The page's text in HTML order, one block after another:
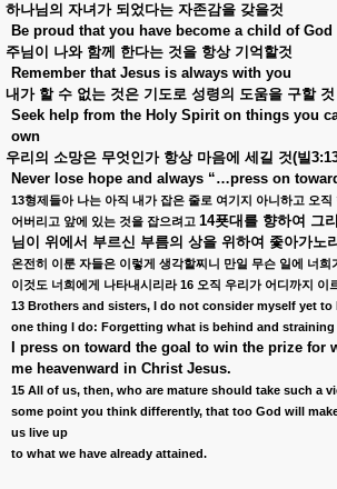
하나님의 자녀가 되었다는 자존감을 갖을것
Be proud that you have become a child of God
주님이
나와 함께 한다는 것을 항상 기억할것
Remember that Jesus is always with you
내가 할 수 없는 것은 기도로 성령의 도움을 구할 것
Seek help from the Holy Spirit on things you
own
우리의 소망은 무엇인가 항상 마음에 세길 것(빌
Never lose hope and always “…press on
13형제들아 나는 아직 내가 잡은 줄로 여기지 아니하고 오직
어버리고 앞에 있는 것을 잡으려고 14푯대를 향하여 그
님이 위에서 부르신 부름의 상을 위하여 좇아가노
온전히
이룬 자들은 이렇게 생각할찌니 만일 무슨 일에 너희
이것도 너희에게 나타내시리라 16 오직 우리가 어디까지 이
13 Brothers and sisters, I do not consider myself yet
one thing I do: Forgetting what is behind and
I press on toward the goal to win the prize for
me heavenward in Christ Jesus.
15 All of us, then, who are mature should take such a
some point you think differently, that too God will
us live up
to what we have already attained.